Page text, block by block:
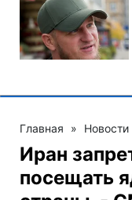
Главная » Новости
Иран
посещать